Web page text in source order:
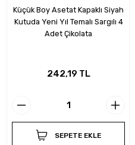
Küçük Boy Asetat Kapaklı Siyah
Kutuda Yeni Yıl Temalı Sargılı 4
Adet Çikolata
242,19 TL
SEPETE EKLE